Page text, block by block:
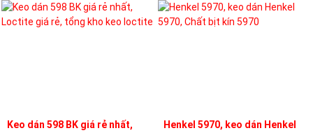
Keo dán 598 BK giá rẻ nhất,
Henkel 5970, keo dán Henkel